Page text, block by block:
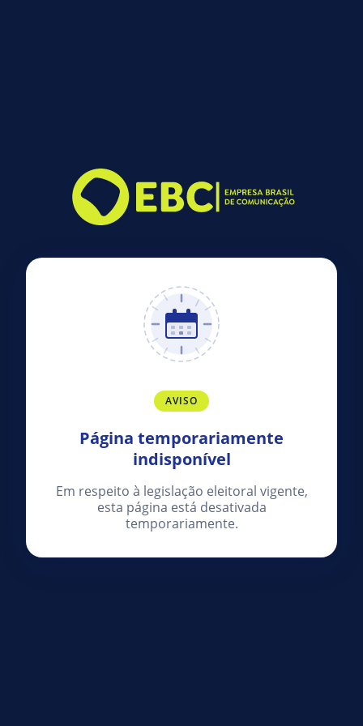
AVISO
Página temporariamente
indisponível
Em respeito à legislação eleitoral vigente,
esta página está desativada
temporariamente.